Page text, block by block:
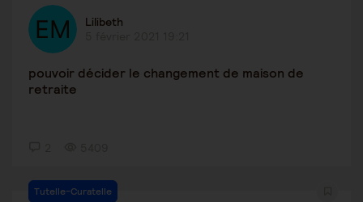
Lilibeth
pouvoir décider le changement de maison de
retraite
Tutelle-Curatelle